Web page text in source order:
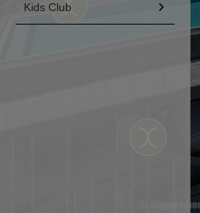
Kids Club